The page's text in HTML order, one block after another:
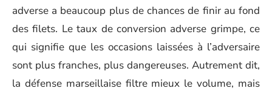
adverse a beaucoup plus de chances de finir au fond
des filets. Le taux de conversion adverse grimpe, ce
qui signifie que les occasions laissées à l’adversaire
sont plus franches, plus dangereuses. Autrement dit,
la défense marseillaise filtre mieux le volume, mais